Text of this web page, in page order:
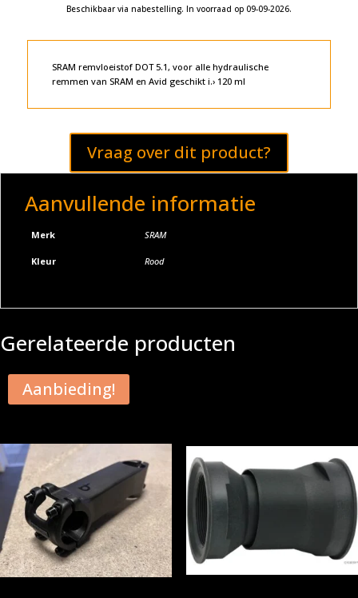
Beschikbaar via nabestelling. In voorraad op 09-09-2026.
e
r
a
i
v
SRAM remvloeistof DOT 5.1, voor alle hydraulische
remmen van SRAM en Avid geschikt i.› 120 ml
Vraag over dit product?
Aanvullende informatie
Merk SRAM
Kleur Rood
Gerelateerde producten
Aanbieding!